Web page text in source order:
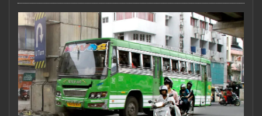
LOCAL
OBITUARY
NEWS 360